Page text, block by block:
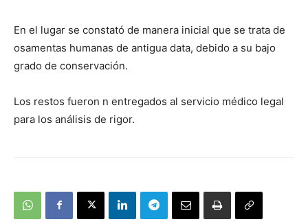
En el lugar se constató de manera inicial que se trata de
osamentas humanas de antigua data, debido a su bajo
grado de conservación.
Los restos fueron n entregados al servicio médico legal
para los análisis de rigor.